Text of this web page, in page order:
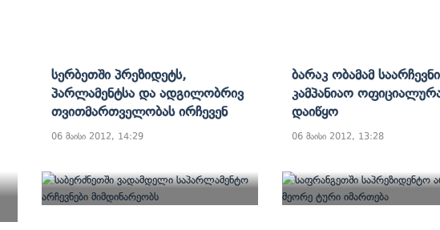
Სერბეთში Პრეზიდეტს,
Პარლამენტსა Და Ადგილობრივ
Თვითმართველობას Ირჩევენ
06 მაისი 2012, 14:29
Ბარაკ Ობამამ
Კამპანიაო
Დაიწყო
06 მაისი 2012, 13:28